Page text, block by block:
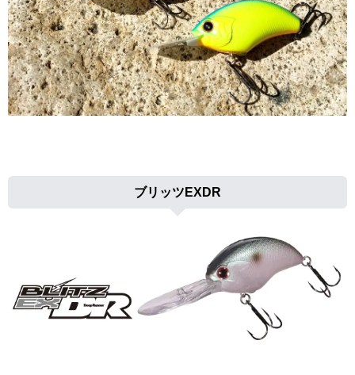
ブリッツEXDR